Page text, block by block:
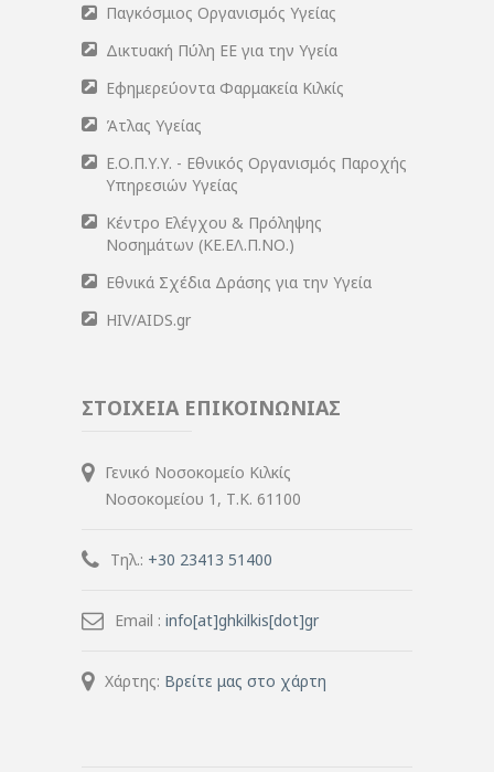
Παγκόσμιος Οργανισμός Υγείας
Δικτυακή Πύλη ΕΕ για την Υγεία
Εφημερεύοντα Φαρμακεία Κιλκίς
Άτλας Υγείας
Ε.Ο.Π.Υ.Υ. - Εθνικός Οργανισμός Παροχής
Υπηρεσιών Υγείας
Κέντρο Ελέγχου & Πρόληψης
Νοσημάτων (ΚΕ.ΕΛ.Π.ΝΟ.)
Εθνικά Σχέδια Δράσης για την Υγεία
HIV/AIDS.gr
ΣΤΟΙΧΕΙΑ ΕΠΙΚΟΙΝΩΝΙΑΣ
Γενικό Νοσοκομείο Κιλκίς
Νοσοκομείου 1, Τ.Κ. 61100
Τηλ.: +30 23413 51400
Email : info[at]ghkilkis[dot]gr
Χάρτης: Βρείτε μας στο χάρτη